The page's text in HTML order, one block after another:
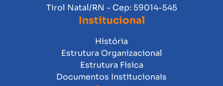
Tirol Natal/RN - Cep: 59014-545
Institucional
História
Estrutura Organizacional
Estrutura Física
Documentos Institucionais